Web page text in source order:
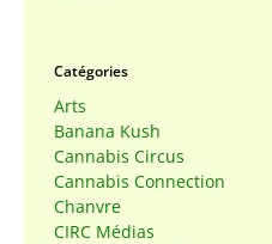
Catégories
Arts
Banana Kush
Cannabis Circus
Cannabis Connection
Chanvre
CIRC Médias